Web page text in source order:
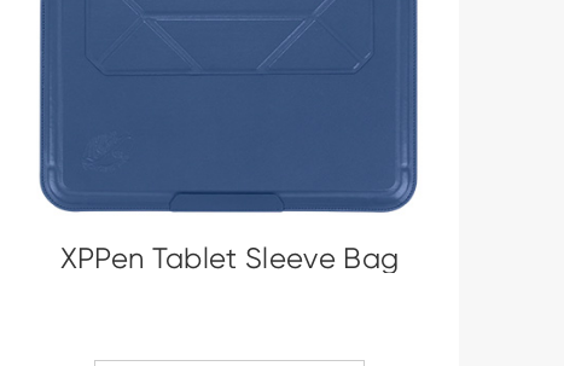
XPPen Tablet Sleeve Bag